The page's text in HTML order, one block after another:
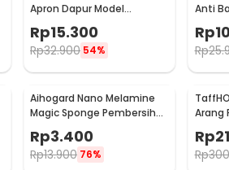
Apron Dapur Model
Kantong Pola Spatula -
JJ41
Rp15.300
Rp32.900 54%
Anti
Rp
Rp
Aihogard Nano Melamine
Magic Sponge Pembersih
Karat Besi - CW62
Rp3.400
Rp13.900 76%
Arang
Rp
Rp